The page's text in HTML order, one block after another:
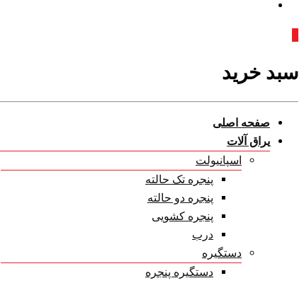
سبد خرید
صفحه اصلی
یراق آلات
اسپانیولت
پنجره تک حالته
پنجره دو حالته
پنجره کشویی
درب
دستگیره
دستگیره پنجره